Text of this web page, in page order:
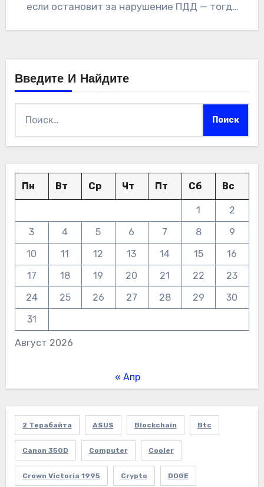
если остановит за нарушение ПДД — тогда
Введите И Найдите
Август 2026
Пн Вт Ср Чт Пт Сб Вс
1
2
3
4 5 6 7 8
9
10
11 12 13 14 15
16
17
18 19 20 21 22
23
24
25 26 27 28 29
30
31
« Апр
2 Терабайта ASUS Blockchain Btc
Canon 350D Computer Cooler
Crown Victoria 1995 Crypto DOGE